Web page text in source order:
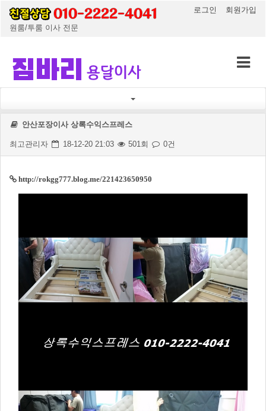
원룸/투룸 이사 전문
로그인 회원가입
안산포장이사 상록수익스프레스
최고관리자 18-12-20 21:03 501회 0건
http://rokgg777.blog.me/221423650950